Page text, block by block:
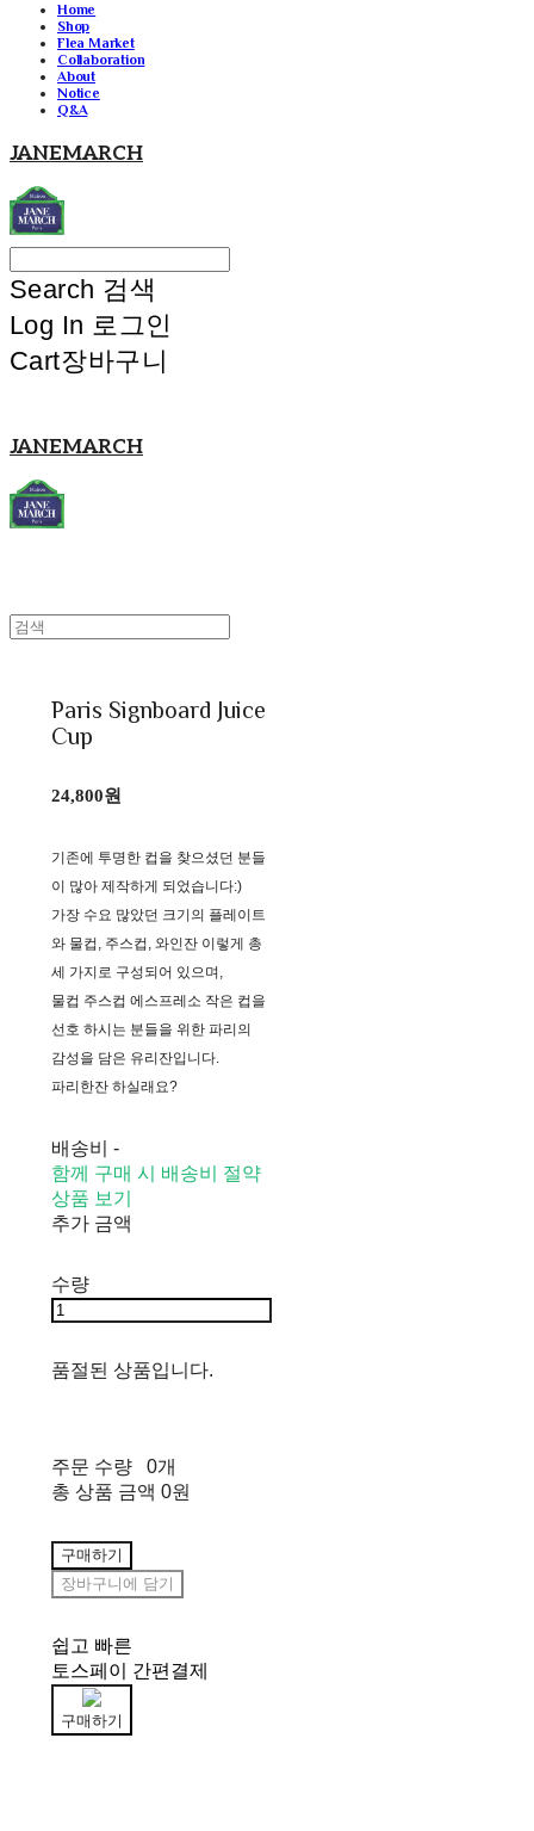
Home
Shop
Flea Market
Collaboration
About
Notice
Q&A
JANEMARCH
Search 검색
Log In 로그인
Cart장바구니
JANEMARCH
Paris Signboard Juice
Cup
24,800원
기존에 투명한 컵을 찾으셨던 분들
이 많아 제작하게 되었습니다:)
가장 수요 많았던 크기의 플레이트
와 물컵, 주스컵, 와인잔 이렇게 총
세 가지로 구성되어 있으며,
물컵 주스컵 에스프레소 작은 컵을
선호 하시는 분들을 위한 파리의
감성을 담은 유리잔입니다.
파리한잔 하실래요?
배송비 -
함께 구매 시 배송비 절약
상품 보기
추가 금액
수량
품절된 상품입니다.
주문 수량
0개
총 상품 금액 0원
구매하기
장바구니에 담기
쉽고 빠른
토스페이 간편결제
구매하기